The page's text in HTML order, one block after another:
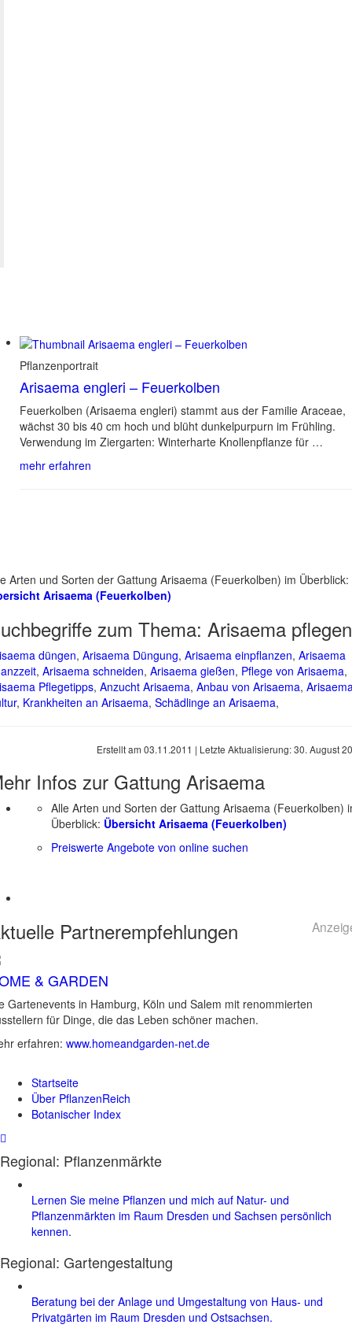
Pflanzenportrait
Arisaema engleri – Feuerkolben
Feuerkolben (Arisaema engleri) stammt aus der Familie Araceae,
wächst 30 bis 40 cm hoch und blüht dunkelpurpurn im Frühling.
Verwendung im Ziergarten: Winterharte Knollenpflanze für …
mehr erfahren
Arten und Sorten der Gattung Arisaema (Feuerkolben) im Überblick:
Arisaema (Feuerkolben)
zum Thema: Arisaema pflegen
düngen, Arisaema Düngung, Arisaema einpflanzen, Arisaema
, Arisaema schneiden, Arisaema gießen, Pflege von Arisaema,
Pflegetipps, Anzucht Arisaema, Anbau von Arisaema,
, Krankheiten an Arisaema, Schädlinge an Arisaema,
Erstellt am 03.11.2011 | Letzte Aktualisierung:30. August
Infos zur Gattung Arisaema
Alle Arten und Sorten der Gattung Arisaema (Feuerkolben)
Überblick: Übersicht Arisaema (Feuerkolben)
Preiswerte Angebote von online suchen
Partnerempfehlungen
& GARDEN
Gartenevents in Hamburg, Köln und Salem mit renommierten
für Dinge, die das Leben schöner machen.
erfahren: www.homeandgarden-net.de
Startseite
Über PflanzenReich
Botanischer Index
Regional: Pflanzenmärkte
Lernen Sie meine Pflanzen und mich auf Natur- und
Pflanzenmärkten im Raum Dresden und Sachsen persönlich
kennen.
Regional: Gartengestaltung
Beratung bei der Anlage und Umgestaltung von Haus- und
Privatgärten im Raum Dresden und Ostsachsen.